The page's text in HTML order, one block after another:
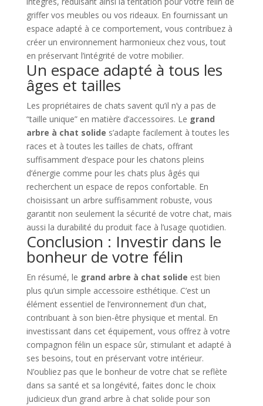
griffer vos meubles ou vos rideaux. En fournissant un
espace adapté à ce comportement, vous contribuez à
créer un environnement harmonieux chez vous, tout
en préservant l’intégrité de votre mobilier.
Un espace adapté à tous les
âges et tailles
Les propriétaires de chats savent qu’il n’y a pas de
“taille unique” en matière d’accessoires. Le grand
arbre à chat solide s’adapte facilement à toutes les
races et à toutes les tailles de chats, offrant
suffisamment d’espace pour les chatons pleins
d’énergie comme pour les chats plus âgés qui
recherchent un espace de repos confortable. En
choisissant un arbre suffisamment robuste, vous
garantit non seulement la sécurité de votre chat, mais
aussi la durabilité du produit face à l’usage quotidien.
Conclusion : Investir dans le
bonheur de votre félin
En résumé, le grand arbre à chat solide est bien
plus qu’un simple accessoire esthétique. C’est un
élément essentiel de l’environnement d’un chat,
contribuant à son bien-être physique et mental. En
investissant dans cet équipement, vous offrez à votre
compagnon félin un espace sûr, stimulant et adapté à
ses besoins, tout en préservant votre intérieur.
N’oubliez pas que le bonheur de votre chat se reflète
dans sa santé et sa longévité, faites donc le choix
judicieux d’un grand arbre à chat solide pour son